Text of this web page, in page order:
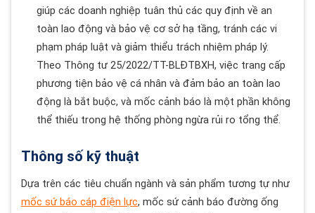
giúp các doanh nghiệp tuân thủ các quy định về an
toàn lao động và bảo vệ cơ sở hạ tầng, tránh các vi
phạm pháp luật và giảm thiểu trách nhiệm pháp lý.
Theo Thông tư 25/2022/TT-BLĐTBXH, việc trang cấp
phương tiện bảo vệ cá nhân và đảm bảo an toàn lao
động là bắt buộc, và mốc cảnh báo là một phần không
thể thiếu trong hệ thống phòng ngừa rủi ro tổng thể.
Thông số kỹ thuật
Dựa trên các tiêu chuẩn ngành và sản phẩm tương tự như
mốc sứ báo cáp điện lực, mốc sứ cảnh báo đường ống